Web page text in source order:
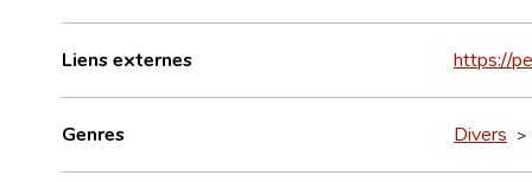
Liens externes https://
Genres Divers >